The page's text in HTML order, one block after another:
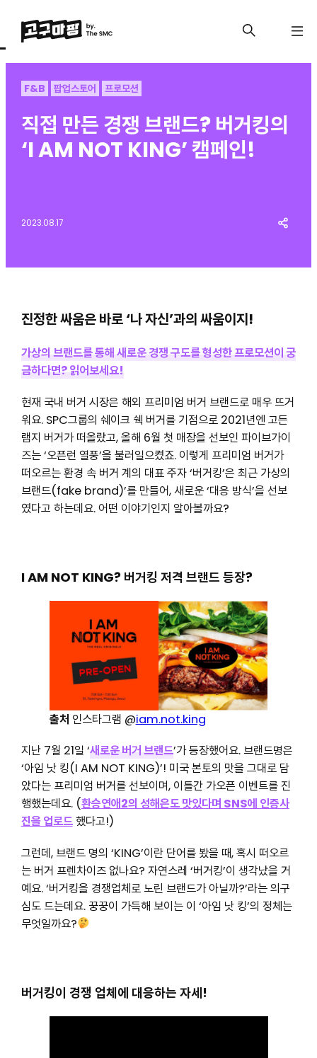
F&B 팝업스토어 프로모션
직접 만든 경쟁 브랜드? 버거킹의
‘I AM NOT KING’ 캠페인!
2023.08.17
진정한 싸움은 바로 ‘나 자신’과의 싸움이지!
가상의 브랜드를 통해 새로운 경쟁 구도를 형성한 프로모션이 궁
금하다면? 읽어보세요!
현재 국내 버거 시장은 해외 프리미엄 버거 브랜드로 매우 뜨거
워요. SPC그룹의 쉐이크 쉑 버거를 기점으로 2021년엔 고든
램지 버거가 떠올랐고, 올해 6월 첫 매장을 선보인 파이브가이
즈는 ‘오픈런 열풍’을 불러일으켰죠. 이렇게 프리미엄 버거가
떠오르는 환경 속 버거 계의 대표 주자 ‘버거킹’은 최근 가상의
브랜드(fake brand)’를 만들어, 새로운 ‘대응 방식’을 선보
였다고 하는데요. 어떤 이야기인지 알아볼까요?
I AM NOT KING? 버거킹 저격 브랜드 등장?
출처 인스타그램 @iam.not.king
지난 7월 21일 ‘새로운 버거 브랜드’가 등장했어요. 브랜드명은
‘아임 낫 킹(I AM NOT KING)’! 미국 본토의 맛을 그대로 담
았다는 프리미엄 버거를 선보이며, 이틀간 가오픈 이벤트를 진
행했는데요. (환승연애2의 성해은도 맛있다며 SNS에 인증사
진을 업로드했다고!)
그런데, 브랜드 명의 ‘KING’이란 단어를 봤을 때, 혹시 떠오르
는 버거 프렌차이즈 없나요? 자연스레 ‘버거킹’이 생각났을 거
예요. ‘버거킹을 경쟁업체로 노린 브랜드가 아닐까?’라는 의구
심도 드는데요. 꿍꿍이 가득해 보이는 이 ‘아임 낫 킹’의 정체는
무엇일까요?
버거킹이 경쟁 업체에 대응하는 자세!